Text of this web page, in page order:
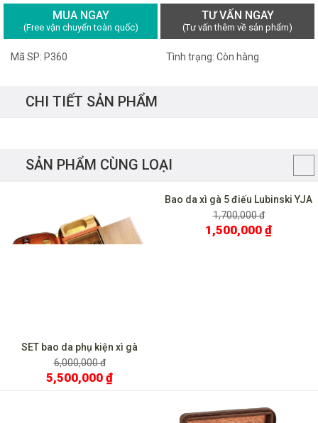
MUA NGAY
(Free vận chuyển toàn quốc)
TƯ VẤN NGAY
(Tư vấn thêm về sản phẩm)
Mã SP: P360 Tình trạng: Còn hàng
CHI TIẾT SẢN PHẨM
SẢN PHẨM CÙNG LOẠI
SET bao da phụ kiện xì gà
Jifeng JF 502
6,000,000 đ
5,500,000 ₫
Bao da xì gà 5 điếu Lubinski YJA
5009
1,700,000 đ
1,500,000 ₫